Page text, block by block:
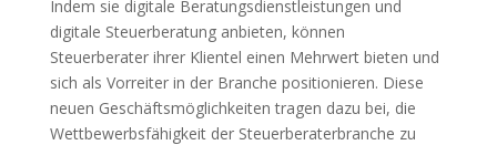
Indem sie digitale Beratungsdienstleistungen und
digitale Steuerberatung anbieten, können
Steuerberater ihrer Klientel einen Mehrwert bieten und
sich als Vorreiter in der Branche positionieren. Diese
neuen Geschäftsmöglichkeiten tragen dazu bei, die
Wettbewerbsfähigkeit der Steuerberaterbranche zu